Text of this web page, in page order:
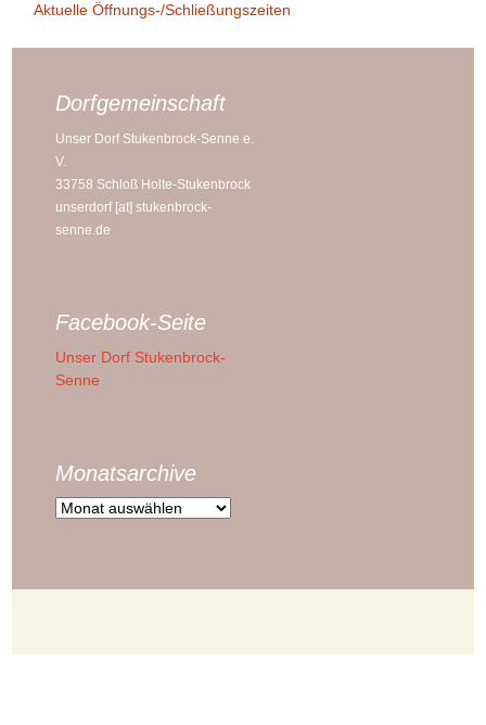
Aktuelle Öffnungs-/Schließungszeiten
Dorfgemeinschaft
Unser Dorf Stukenbrock-Senne e.
V.
33758 Schloß Holte-Stukenbrock
unserdorf [at] stukenbrock-
senne.de
Facebook-Seite
Unser Dorf Stukenbrock-
Senne
Monatsarchive
Monatsarchive